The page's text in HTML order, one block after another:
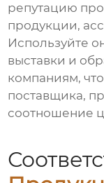
репутацию
продукции,
Используйте
выставки и
компаниям,
поставщика,
соотношение